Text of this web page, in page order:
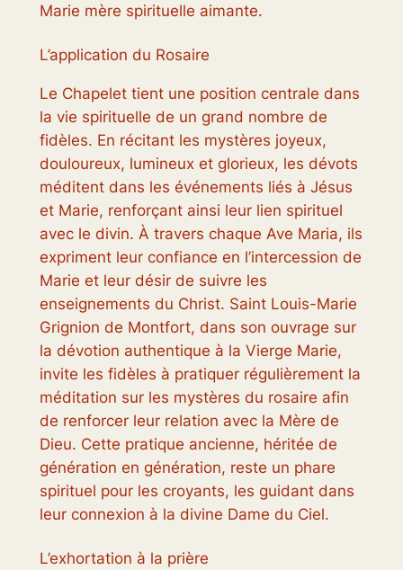
Marie mère spirituelle aimante.
L’application du Rosaire
Le Chapelet tient une position centrale dans
la vie spirituelle de un grand nombre de
fidèles. En récitant les mystères joyeux,
douloureux, lumineux et glorieux, les dévots
méditent dans les événements liés à Jésus
et Marie, renforçant ainsi leur lien spirituel
avec le divin. À travers chaque Ave Maria, ils
expriment leur confiance en l’intercession de
Marie et leur désir de suivre les
enseignements du Christ. Saint Louis-Marie
Grignion de Montfort, dans son ouvrage sur
la dévotion authentique à la Vierge Marie,
invite les fidèles à pratiquer régulièrement la
méditation sur les mystères du rosaire afin
de renforcer leur relation avec la Mère de
Dieu. Cette pratique ancienne, héritée de
génération en génération, reste un phare
spirituel pour les croyants, les guidant dans
leur connexion à la divine Dame du Ciel.
L’exhortation à la prière